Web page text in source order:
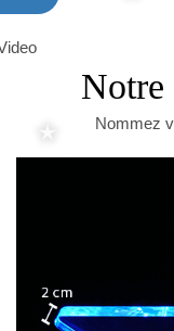
Nommez